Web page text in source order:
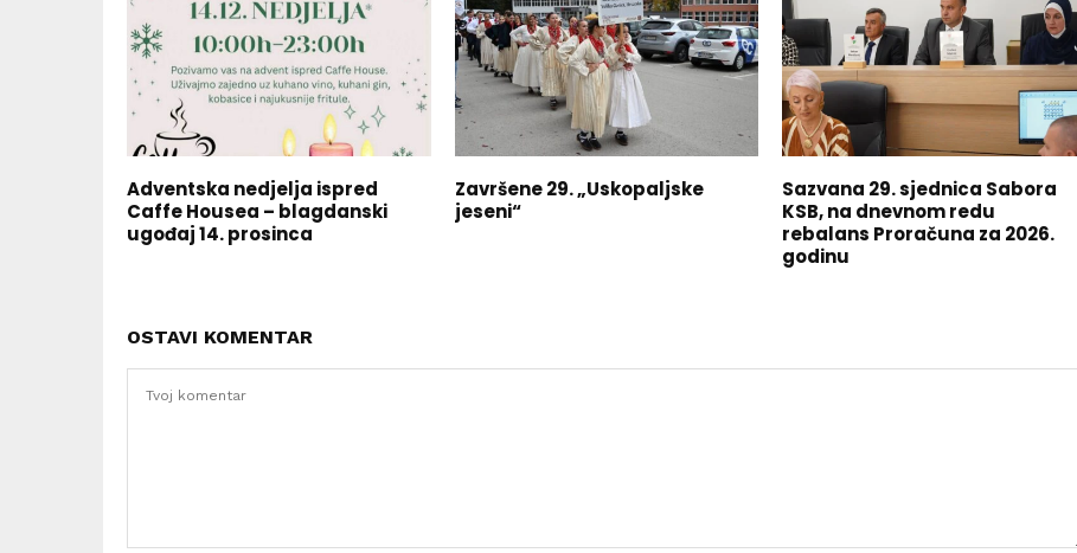
Adventska nedjelja ispred
Caffe Housea – blagdanski
ugođaj 14. prosinca
Završene 29. „Uskopaljske
jeseni“
Sazvana 29. sjednica Sabora
KSB, na dnevnom redu
rebalans Proračuna za 2026.
godinu
OSTAVI KOMENTAR